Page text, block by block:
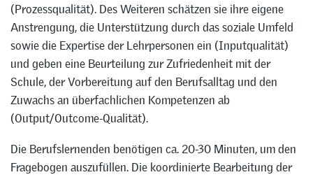
(Prozessqualität). Des Weiteren schätzen sie ihre eigene
Anstrengung, die Unterstützung durch das soziale Umfeld
sowie die Expertise der Lehrpersonen ein (Inputqualität)
und geben eine Beurteilung zur Zufriedenheit mit der
Schule, der Vorbereitung auf den Berufsalltag und den
Zuwachs an überfachlichen Kompetenzen ab
(Output/Outcome-Qualität).
Die Berufslernenden benötigen ca. 20-30 Minuten, um den
Fragebogen auszufüllen. Die koordinierte Bearbeitung der